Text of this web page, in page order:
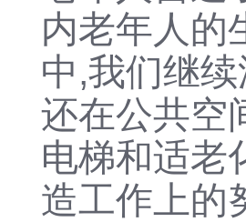
内老年人的
中,我们继
还在公共空
电梯和适老
造工作上的